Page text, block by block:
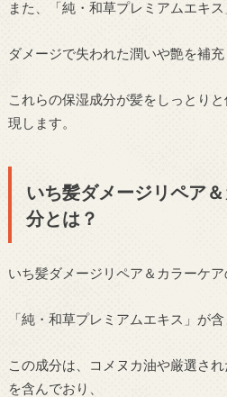
また、「純・和草プレミアムエキス
ダメージで失われた潤いや艶を補充
これらの保湿成分が髪をしっとり
現します。
いち髪ダメージリペア
分とは？
いち髪ダメージリペア＆カラーケア
「純・和草プレミアムエキス」が含
この成分は、コメヌカ油や厳選さ
を含んでおり、